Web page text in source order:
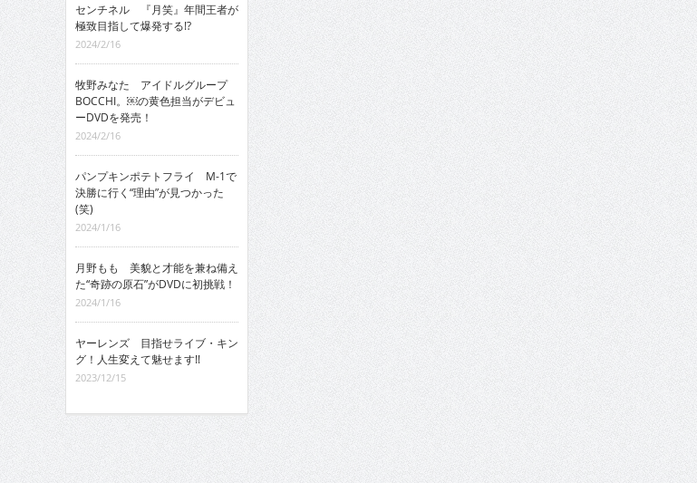
センチネル 『月笑』年間王者が
極致目指して爆発する!?
2024/2/16
牧野みなた アイドルグループ
BOCCHI。￼の黄色担当がデビュ
ーDVDを発売！
2024/2/16
パンプキンポテトフライ M-1で
決勝に行く“理由”が見つかった
(笑)
2024/1/16
月野もも 美貌と才能を兼ね備え
た“奇跡の原石”がDVDに初挑戦！
2024/1/16
ヤーレンズ 目指せライブ・キン
グ！人生変えて魅せます!!
2023/12/15